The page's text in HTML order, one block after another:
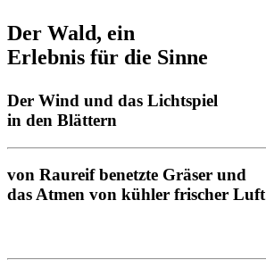
Der Wald, ein
Erlebnis für die Sinne
Der Wind und das Lichtspiel
in den Blättern
von Raureif benetzte Gräser und
das Atmen von kühler frischer Luft